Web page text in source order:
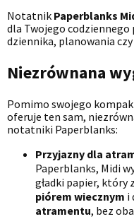
Notatnik Paperblanks
dla Twojego codziennego
dziennika, planowania
Niezrównana
Pomimo swojego
oferuje ten sam,
notatniki Paperblanks:
Przyjazny dla
Paperblanks, Midi
gładki papier,
piórem wiecznym i
atramentu, bez